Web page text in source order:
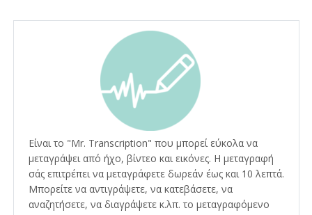
Είναι το "Mr. Transcription" που μπορεί εύκολα να
μεταγράψει από ήχο, βίντεο και εικόνες. Η μεταγραφή
σάς επιτρέπει να μεταγράφετε δωρεάν έως και 10 λεπτά.
Μπορείτε να αντιγράψετε, να κατεβάσετε, να
αναζητήσετε, να διαγράψετε κ.λπ. το μεταγραφόμενο